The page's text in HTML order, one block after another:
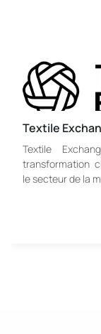
Textile
Textile
transformation
le secteur de la